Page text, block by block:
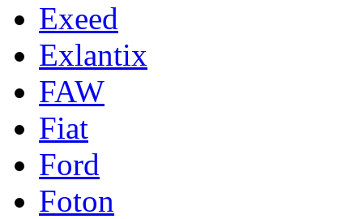
Exeed
Exlantix
FAW
Fiat
Ford
Foton